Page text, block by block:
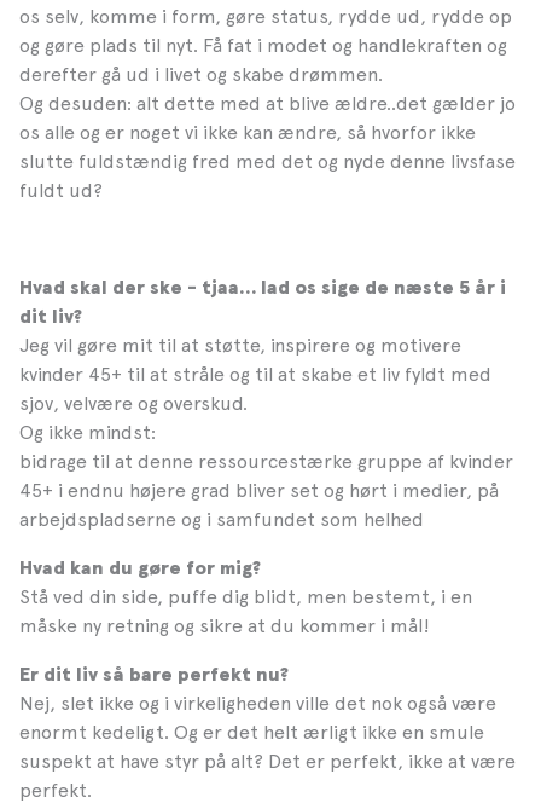
os selv, komme i form, gøre status, rydde ud, rydde op
og gøre plads til nyt. Få fat i modet og handlekraften og
derefter gå ud i livet og skabe drømmen.
Og desuden: alt dette med at blive ældre..det gælder jo
os alle og er noget vi ikke kan ændre, så hvorfor ikke
slutte fuldstændig fred med det og nyde denne livsfase
fuldt ud?
Hvad skal der ske - tjaa… lad os sige de næste 5 år i
dit liv?
Jeg vil gøre mit til at støtte, inspirere og motivere
kvinder 45+ til at stråle og til at skabe et liv fyldt med
sjov, velvære og overskud.
Og ikke mindst:
bidrage til at denne ressourcestærke gruppe af kvinder
45+ i endnu højere grad bliver set og hørt i medier, på
arbejdspladserne og i samfundet som helhed
Hvad kan du gøre for mig?
Stå ved din side, puffe dig blidt, men bestemt, i en
måske ny retning og sikre at du kommer i mål!
Er dit liv så bare perfekt nu?
Nej, slet ikke og i virkeligheden ville det nok også være
enormt kedeligt. Og er det helt ærligt ikke en smule
suspekt at have styr på alt? Det er perfekt, ikke at være
perfekt.